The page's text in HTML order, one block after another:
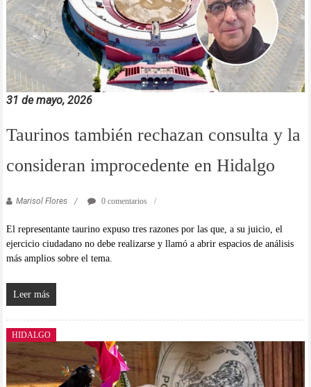
31 de mayo, 2026
Taurinos también rechazan consulta y la
consideran improcedente en Hidalgo
Marisol Flores 0 comentarios
El representante taurino expuso tres razones por las que, a su juicio, el
ejercicio ciudadano no debe realizarse y llamó a abrir espacios de análisis
más amplios sobre el tema.
Leer más
HIDALGO